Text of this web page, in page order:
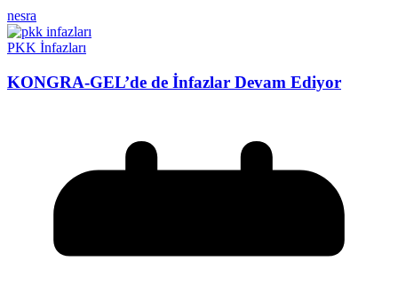
nesra
PKK İnfazları
KONGRA-GEL’de de İnfazlar Devam Ediyor